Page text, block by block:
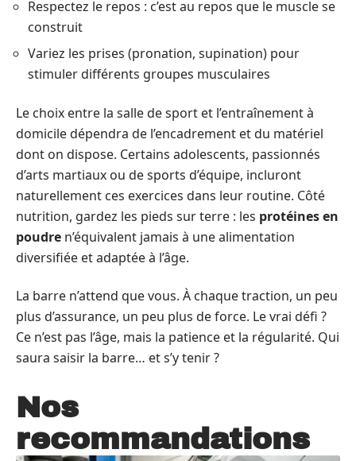
Respectez le repos : c’est au repos que le muscle se
construit
Variez les prises (pronation, supination) pour
stimuler différents groupes musculaires
Le choix entre la salle de sport et l’entraînement à
domicile dépendra de l’encadrement et du matériel
dont on dispose. Certains adolescents, passionnés
d’arts martiaux ou de sports d’équipe, incluront
naturellement ces exercices dans leur routine. Côté
nutrition, gardez les pieds sur terre : les protéines en
poudre n’équivalent jamais à une alimentation
diversifiée et adaptée à l’âge.
La barre n’attend que vous. À chaque traction, un peu
plus d’assurance, un peu plus de force. Le vrai défi ?
Ce n’est pas l’âge, mais la patience et la régularité. Qui
saura saisir la barre… et s’y tenir ?
Nos
recommandations